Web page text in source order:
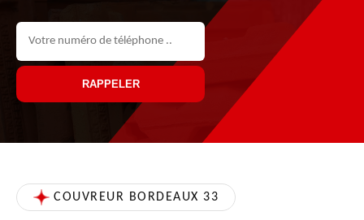
COUVREUR BORDEAUX 33